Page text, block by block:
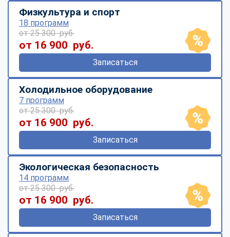
Физкультура и спорт
18 программ
от 25 300 руб.
от 16 900 руб.
Записаться
Холодильное оборудование
7 программ
от 25 300 руб.
от 16 900 руб.
Записаться
Экологическая безопасность
14 программ
от 25 300 руб.
от 16 900 руб.
Записаться